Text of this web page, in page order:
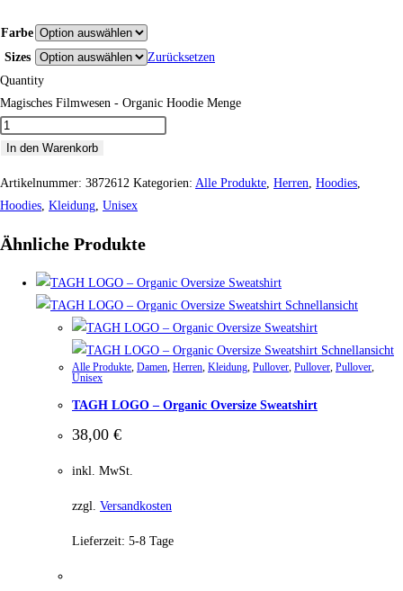
Farbe
Sizes
Zurücksetzen
Quantity
Magisches Filmwesen - Organic Hoodie Menge
In den Warenkorb
Artikelnummer: 3872612 Kategorien: Alle Produkte Herren Hoodies
Hoodies Kleidung Unisex
Ähnliche Produkte
Schnellansicht
Schnellansicht
Alle Produkte, Damen, Herren, Kleidung, Pullover, Pullover, Pullover,
Unisex
TAGH LOGO – Organic Oversize Sweatshirt
38,00 €
inkl. MwSt.
zzgl. Versandkosten
Lieferzeit: 5-8 Tage